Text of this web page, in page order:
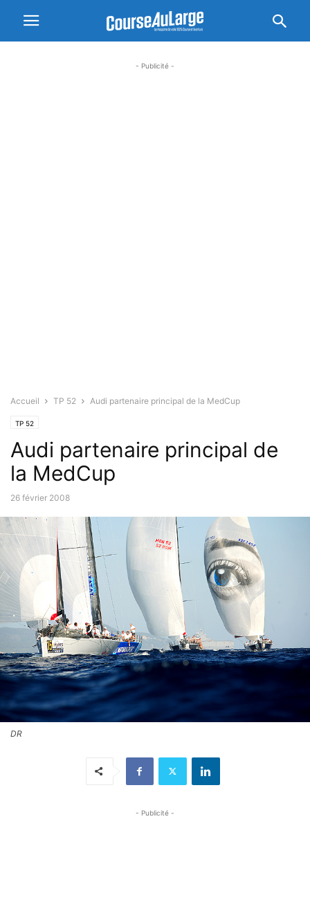
- Publicité -
Accueil TP 52 Audi partenaire principal de la MedCup
TP 52
Audi partenaire principal de
la MedCup
26 février 2008
DR
- Publicité -